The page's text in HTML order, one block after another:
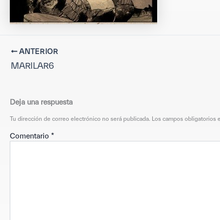
ANTERIOR
MARILAR6
Deja una respuesta
Tu dirección de correo electrónico no será publicada. Los campos obligatorios
Comentario *